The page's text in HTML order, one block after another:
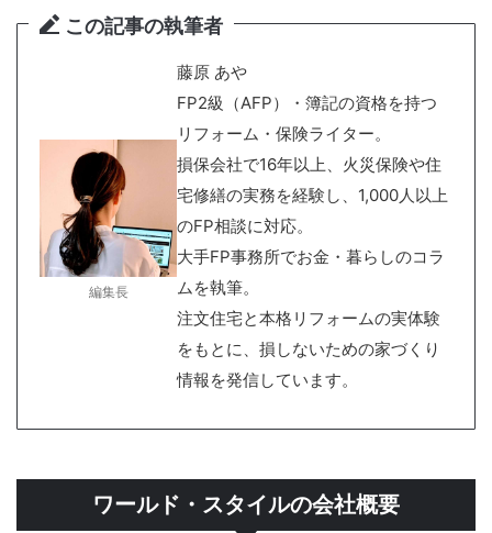
この記事の執筆者
編集長
藤原 あや
FP2級（AFP）・簿記の資格を持つ
リフォーム・保険ライター。
損保会社で16年以上、火災保険や住
宅修繕の実務を経験し、1,000人以上
のFP相談に対応。
大手FP事務所でお金・暮らしのコラ
ムを執筆。
注文住宅と本格リフォームの実体験
をもとに、損しないための家づくり
情報を発信しています。
ワールド・スタイルの会社概要